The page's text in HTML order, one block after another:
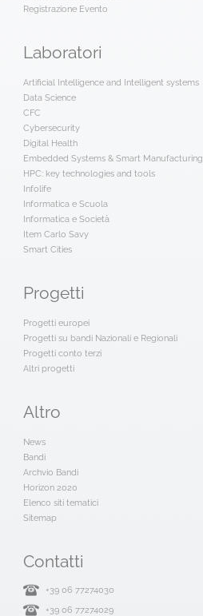
Registrazione Evento
Laboratori
Artificial Intelligence and Intelligent systems
Data Science
CFC
Cybersecurity
Digital Health
Embedded Systems & Smart Manufacturing
HPC: key technologies and tools
Infolife
Informatica e Scuola
Informatica e Società
Item Carlo Savy
Smart Cities
Progetti
Progetti europei
Progetti su bandi Nazionali e Regionali
Progetti conto terzi
Altri progetti
Altro
News
Bandi
Archvio Bandi
Horizon 2020
Elenco siti tematici
Sitemap
Contatti
+39 06 77274030
+39 06 77274029